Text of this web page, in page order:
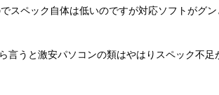
スペック自体は低いのですが対応ソフトがグ
言うと激安パソコンの類はやはりスペック不